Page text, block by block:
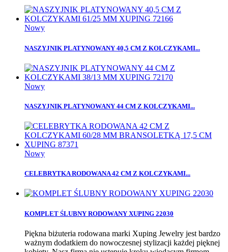
Nowy
NASZYJNIK PLATYNOWANY 40,5 CM Z KOLCZYKAMI...
Nowy
NASZYJNIK PLATYNOWANY 44 CM Z KOLCZYKAMI...
Nowy
CELEBRYTKA RODOWANA 42 CM Z KOLCZYKAMI...
KOMPLET ŚLUBNY RODOWANY XUPING 22030
Piękna biżuteria rodowana marki Xuping Jewelry jest bardzo
ważnym dodatkiem do nowoczesnej stylizacji każdej pięknej